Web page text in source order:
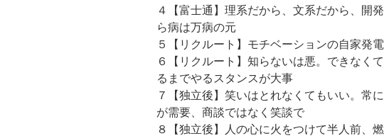
４【富士通】理系だから、文系だから、開
ら病は万病の元
５【リクルート】モチベーションの自家発
６【リクルート】知らないは悪。できなく
るまでやるスタンスが大事
７【独立後】笑いはとれなくてもいい。常
が需要、商談ではなく笑談で
８【独立後】人の心に火をつけて半人前、